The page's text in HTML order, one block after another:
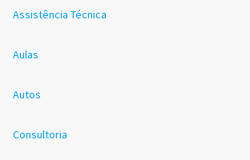
Assistência Técnica
Aulas
Autos
Consultoria